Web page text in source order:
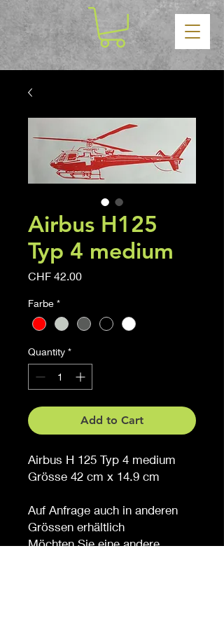
Airbus H125
Typ 4 medium
CHF 42.00Price
Farbe *
Quantity *
Add to Cart
Airbus H 125 Typ 4 medium
Grösse 42 cm x 14.9 cm
Auf Anfrage auch in anderen
Grössen erhältlich
Möchten Sie eine andere